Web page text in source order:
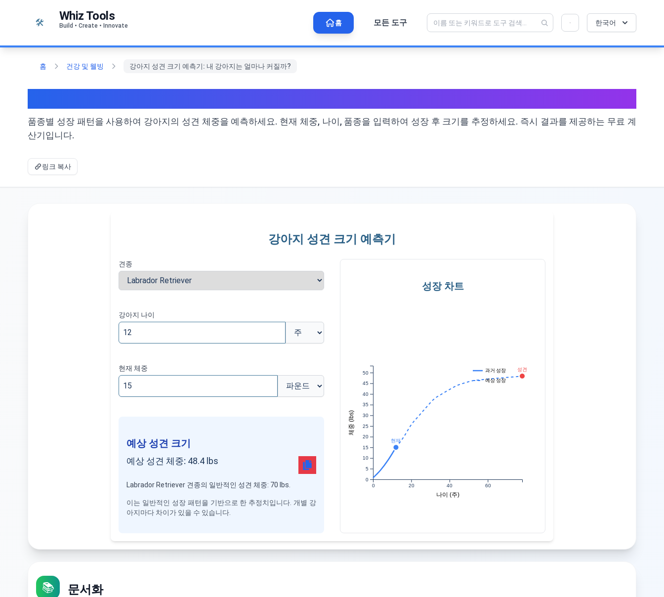
🛠️ Whiz Tools
Build • Create • Innovate 홈 모든 도구 한국어
홈 건강 및 웰빙 강아지 성견 크기 예측기: 내 강아지는 얼마나 커질까?
품종별 성장 패턴을 사용하여 강아지의 성견 체중을 예측하세요. 현재 체중, 나이, 품종을 입력하여 성장 후 크기를 추정하세요. 즉시 결과를 제공하는 무료 계
산기입니다.
링크 복사
강아지 성견 크기 예측기
견종
강아지 나이
현재 체중
예상 성견 크기
예상 성견 체중: 48.4 lbs
Labrador Retriever 견종의 일반적인 성견 체중: 70 lbs.
이는 일반적인 성장 패턴을 기반으로 한 추정치입니다. 개별 강
아지마다 차이가 있을 수 있습니다.
성장 차트
0 20 40 60
나이 (주)
0
5
10
15
20
25
30
35
40
45
50
체중 (lbs)
현재
성견
과거 성장
예상 성장
📚 문서화
💡 이 도구를 좋아하십니까? 더 나아지도록 도와
주세요!
열기를 클릭 →